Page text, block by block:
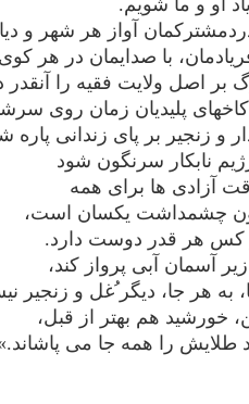
او و ما شویم.
آواز هر شهر و
با صدایمان در هر
بر اصل ولایت فقیه را آنقدر
كاخهای پلیدیان زمان روی
و زنجیر بر پای زندانی پاره
نابكار سرنگون شود
آزادی ها برای همه
چشمداشت یكسان است،
كس هر قدر دوست دارد.
آسمان آبی پرواز كند،
به هر جا، دیگر ُغل و زنجیر
خورشید هم بهتر از قبل،
طلا‌یش را همه جا می